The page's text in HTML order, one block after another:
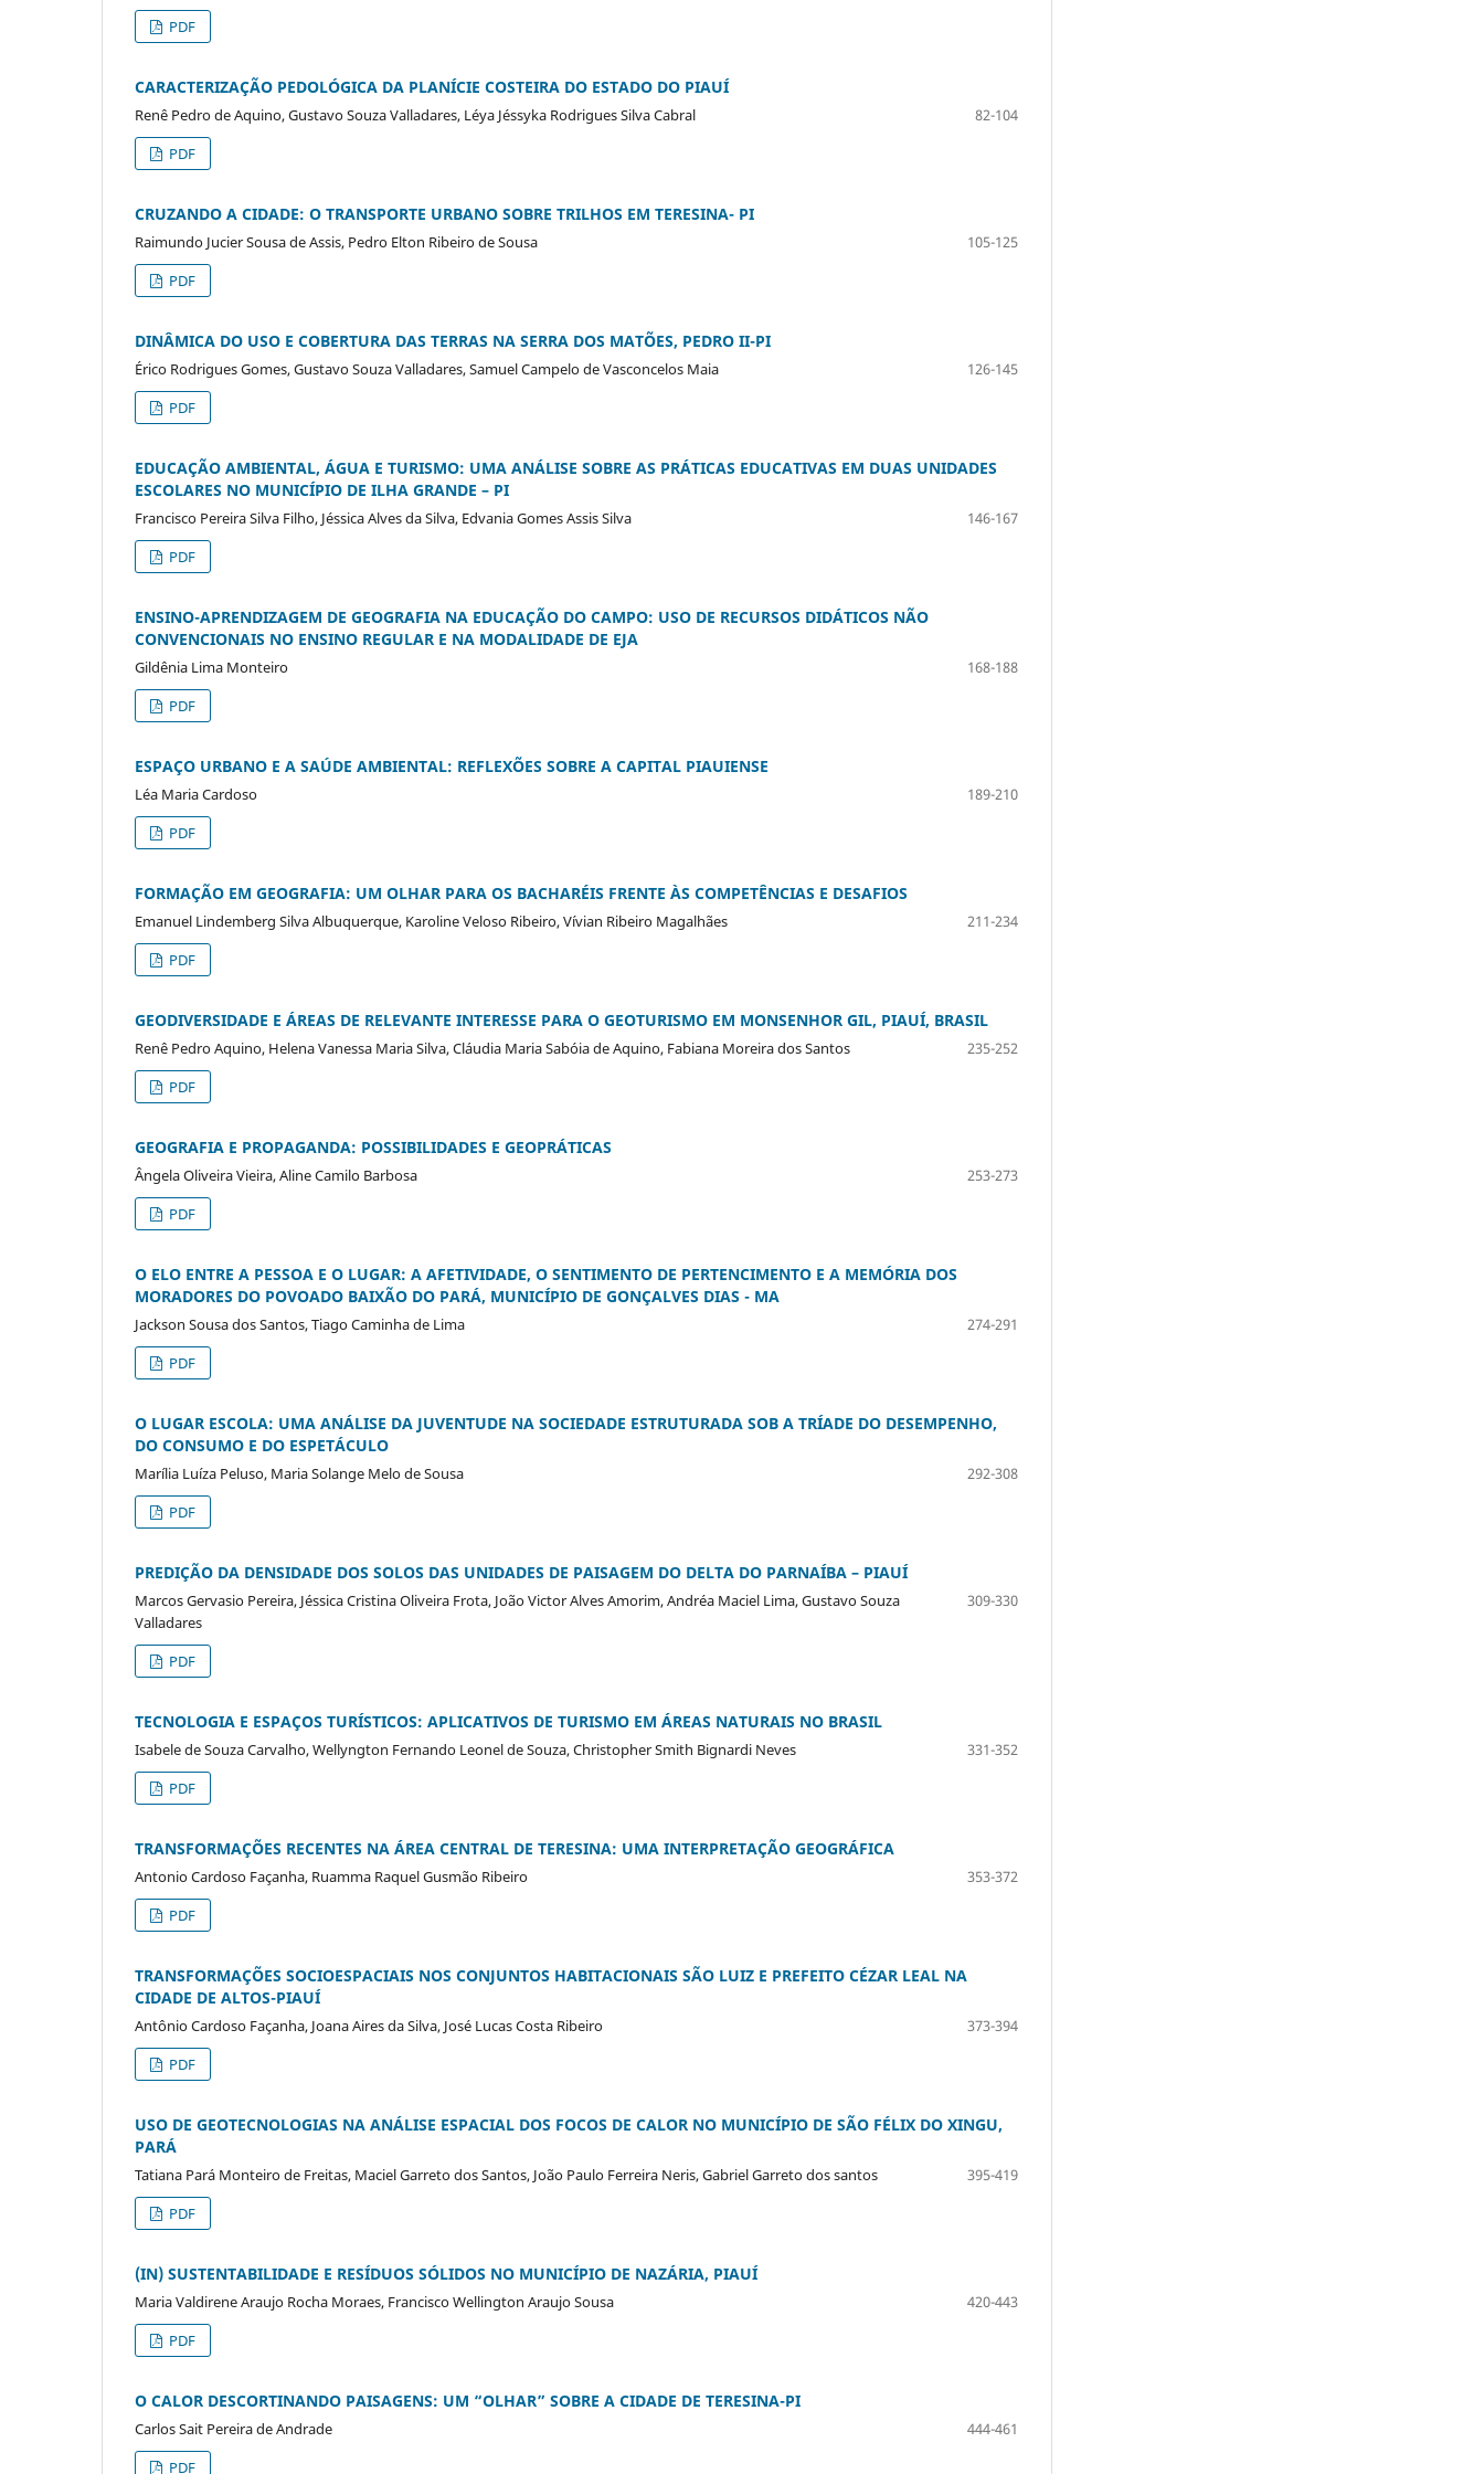
PDF
CARACTERIZAÇÃO PEDOLÓGICA DA PLANÍCIE COSTEIRA DO ESTADO DO PIAUÍ
Renê Pedro de Aquino, Gustavo Souza Valladares, Léya Jéssyka Rodrigues Silva Cabral
82-104
PDF
CRUZANDO A CIDADE: O TRANSPORTE URBANO SOBRE TRILHOS EM TERESINA- PI
Raimundo Jucier Sousa de Assis, Pedro Elton Ribeiro de Sousa
105-125
PDF
DINÂMICA DO USO E COBERTURA DAS TERRAS NA SERRA DOS MATÕES, PEDRO II-PI
Érico Rodrigues Gomes, Gustavo Souza Valladares, Samuel Campelo de Vasconcelos Maia
126-145
PDF
EDUCAÇÃO AMBIENTAL, ÁGUA E TURISMO: UMA ANÁLISE SOBRE AS PRÁTICAS EDUCATIVAS EM DUAS UNIDADES
ESCOLARES NO MUNICÍPIO DE ILHA GRANDE – PI
Francisco Pereira Silva Filho, Jéssica Alves da Silva, Edvania Gomes Assis Silva
146-167
PDF
ENSINO-APRENDIZAGEM DE GEOGRAFIA NA EDUCAÇÃO DO CAMPO: USO DE RECURSOS DIDÁTICOS NÃO
CONVENCIONAIS NO ENSINO REGULAR E NA MODALIDADE DE EJA
Gildênia Lima Monteiro
168-188
PDF
ESPAÇO URBANO E A SAÚDE AMBIENTAL: REFLEXÕES SOBRE A CAPITAL PIAUIENSE
Léa Maria Cardoso
189-210
PDF
FORMAÇÃO EM GEOGRAFIA: UM OLHAR PARA OS BACHARÉIS FRENTE ÀS COMPETÊNCIAS E DESAFIOS
Emanuel Lindemberg Silva Albuquerque, Karoline Veloso Ribeiro, Vívian Ribeiro Magalhães
211-234
PDF
GEODIVERSIDADE E ÁREAS DE RELEVANTE INTERESSE PARA O GEOTURISMO EM MONSENHOR GIL, PIAUÍ, BRASIL
Renê Pedro Aquino, Helena Vanessa Maria Silva, Cláudia Maria Sabóia de Aquino, Fabiana Moreira dos Santos
235-252
PDF
GEOGRAFIA E PROPAGANDA: POSSIBILIDADES E GEOPRÁTICAS
Ângela Oliveira Vieira, Aline Camilo Barbosa
253-273
PDF
O ELO ENTRE A PESSOA E O LUGAR: A AFETIVIDADE, O SENTIMENTO DE PERTENCIMENTO E A MEMÓRIA DOS
MORADORES DO POVOADO BAIXÃO DO PARÁ, MUNICÍPIO DE GONÇALVES DIAS - MA
Jackson Sousa dos Santos, Tiago Caminha de Lima
274-291
PDF
O LUGAR ESCOLA: UMA ANÁLISE DA JUVENTUDE NA SOCIEDADE ESTRUTURADA SOB A TRÍADE DO DESEMPENHO,
DO CONSUMO E DO ESPETÁCULO
Marília Luíza Peluso, Maria Solange Melo de Sousa
292-308
PDF
PREDIÇÃO DA DENSIDADE DOS SOLOS DAS UNIDADES DE PAISAGEM DO DELTA DO PARNAÍBA – PIAUÍ
Marcos Gervasio Pereira, Jéssica Cristina Oliveira Frota, João Victor Alves Amorim, Andréa Maciel Lima, Gustavo Souza
Valladares
309-330
PDF
TECNOLOGIA E ESPAÇOS TURÍSTICOS: APLICATIVOS DE TURISMO EM ÁREAS NATURAIS NO BRASIL
Isabele de Souza Carvalho, Wellyngton Fernando Leonel de Souza, Christopher Smith Bignardi Neves
331-352
PDF
TRANSFORMAÇÕES RECENTES NA ÁREA CENTRAL DE TERESINA: UMA INTERPRETAÇÃO GEOGRÁFICA
Antonio Cardoso Façanha, Ruamma Raquel Gusmão Ribeiro
353-372
PDF
TRANSFORMAÇÕES SOCIOESPACIAIS NOS CONJUNTOS HABITACIONAIS SÃO LUIZ E PREFEITO CÉZAR LEAL NA
CIDADE DE ALTOS-PIAUÍ
Antônio Cardoso Façanha, Joana Aires da Silva, José Lucas Costa Ribeiro
373-394
PDF
USO DE GEOTECNOLOGIAS NA ANÁLISE ESPACIAL DOS FOCOS DE CALOR NO MUNICÍPIO DE SÃO FÉLIX DO XINGU,
PARÁ
Tatiana Pará Monteiro de Freitas, Maciel Garreto dos Santos, João Paulo Ferreira Neris, Gabriel Garreto dos santos
395-419
PDF
(IN) SUSTENTABILIDADE E RESÍDUOS SÓLIDOS NO MUNICÍPIO DE NAZÁRIA, PIAUÍ
Maria Valdirene Araujo Rocha Moraes, Francisco Wellington Araujo Sousa
420-443
PDF
O CALOR DESCORTINANDO PAISAGENS: UM “OLHAR” SOBRE A CIDADE DE TERESINA-PI
Carlos Sait Pereira de Andrade
444-461
PDF